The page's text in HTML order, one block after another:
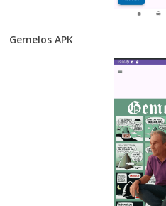
Gemelos APK